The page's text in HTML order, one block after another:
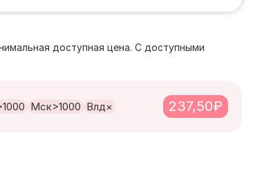
доступная цена. С доступными
Мск>1000 Влд× 237,50₽